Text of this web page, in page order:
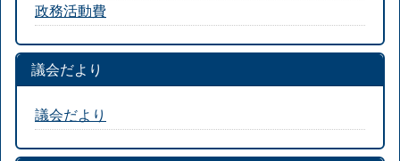
政務活動費
議会だより
議会だより